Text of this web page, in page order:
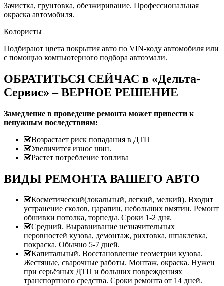
Зачистка, грунтовка, обезжиривание. Профессиональная
окраска автомобиля.
Колористы
Подбирают цвета покрытия авто по VIN-коду автомобиля или
с помощью компьютерного подбора автоэмали.
ОБРАТИТЬСЯ СЕЙЧАС в «Дельта-
Сервис» – ВЕРНОЕ РЕШЕНИЕ
Замедление в проведение ремонта может привести к
ненужным последствиям:
Возрастает риск попадания в ДТП
Увеличится износ шин.
Растет потребление топлива
ВИДЫ РЕМОНТА ВАШЕГО АВТО
Косметический(локальный, легкий, мелкий). Входит
устранение сколов, царапин, небольших вмятин. Ремонт
обшивки потолка, торпеды. Сроки 1-2 дня.
Средний. Выравнивание незначительных
неровностей кузова, демонтаж, рихтовка, шпаклевка,
покраска. Обычно 5-7 дней.
Капитальный. Восстановление геометрии кузова.
Жестяные, сварочные работы. Монтаж, окраска. Нужен
при серьёзных ДТП и больших повреждениях
транспортного средства. Сроки ремонта от 14 дней.